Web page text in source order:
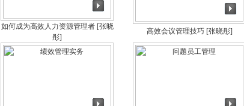
如何成为高效人力资源管理者[张晓
彤]
高效会议管理技巧[张晓彤]